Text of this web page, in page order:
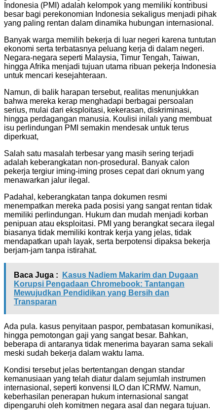
Indonesia (PMI) adalah kelompok yang memiliki kontribusi
besar bagi perekonomian Indonesia sekaligus menjadi pihak
yang paling rentan dalam dinamika hubungan internasional.
Banyak warga memilih bekerja di luar negeri karena tuntutan
ekonomi serta terbatasnya peluang kerja di dalam negeri.
Negara-negara seperti Malaysia, Timur Tengah, Taiwan,
hingga Afrika menjadi tujuan utama ribuan pekerja Indonesia
untuk mencari kesejahteraan.
Namun, di balik harapan tersebut, realitas menunjukkan
bahwa mereka kerap menghadapi berbagai persoalan
serius, mulai dari eksploitasi, kekerasan, diskriminasi,
hingga perdagangan manusia. Koulisi inilalı yang membuat
isu perlindungan PMI semakin mendesak untuk terus
diperkuat,
Salah satu masalah terbesar yang masih sering terjadi
adalah keberangkatan non-prosedural. Banyak calon
pekerja tergiur iming-iming proses cepat dari oknum yang
menawarkan jalur ilegal.
Padahal, keberangkatan tanpa dokumen resmi
menempatkan mereka pada posisi yang sangat rentan tidak
memiliki perlindungan. Hukum dan mudah menjadi korban
penipuan atau eksploitasi. PMI yang berangkat secara ilegal
biasanya tidak memiliki kontrak kerja yang jelas, tidak
mendapatkan upah layak, serta berpotensi dipaksa bekerja
berjam-jam tanpa istirahat.
Baca Juga :
Kasus Nadiem Makarim dan Dugaan
Korupsi Pengadaan Chromebook: Tantangan
Mewujudkan Pendidikan yang Bersih dan
Transparan
Ada pula. kasus penyitaan paspor, pembatasan komunikasi,
hingga pemotongan gaji yang sangat besar. Bahkan,
beberapa di antaranya tidak menerima bayaran sama sekali
meski sudah bekerja dalam waktu lama.
Kondisi tersebut jelas bertentangan dengan standar
kemanusiaan yang telah diatur dalam sejumlah instrumen
internasional, seperti konvensi ILO dan ICRMW. Namun,
keberhasilan penerapan hukum internasional sangat
dipengaruhi oleh komitmen negara asal dan negara tujuan.